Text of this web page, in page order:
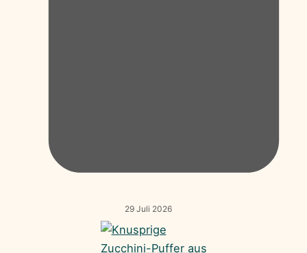
29 Juli 2026